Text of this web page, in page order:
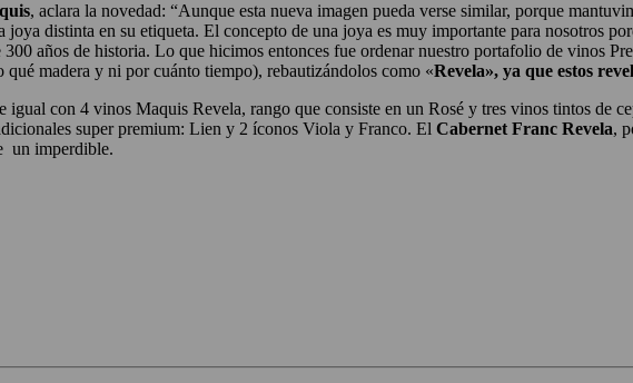
, aclara la novedad: “Aunque esta nueva imagen pueda verse similar, porque
joya distinta en su etiqueta. El concepto de una joya es muy importante para nosotros
años de historia. Lo que hicimos entonces fue ordenar nuestro portafolio de vinos
qué madera y ni por cuánto tiempo), rebautizándolos como «Revela», ya que estos
con 4 vinos Maquis Revela, rango que consiste en un Rosé y tres vinos tintos de
super premium: Lien y 2 íconos Viola y Franco. El Cabernet Franc Revela,
un imperdible.